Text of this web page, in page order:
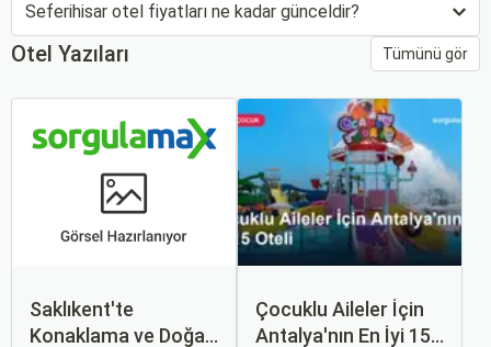
Seferihisar otel fiyatları ne kadar günceldir?
Otel Yazıları Tümünü gör
Saklıkent'te
Konaklama ve Doğa
Çocuklu Aileler İçin
Antalya'nın En İyi 15